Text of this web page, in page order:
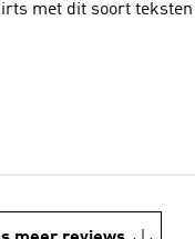
met dit soort teksten